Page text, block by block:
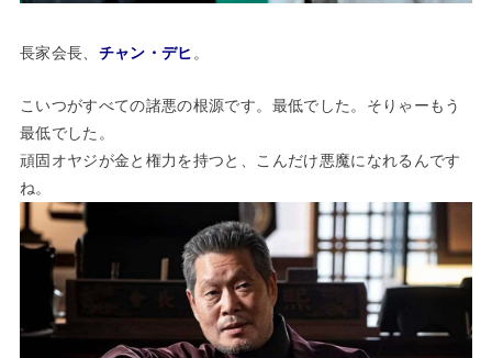
長家会長、 チャン・デヒ。
こいつがすべての諸悪の根源です。最低でした。そりゃーもう
最低でした。
頑固オヤジが金と権力を持つと、こんだけ悪魔になれるんです
ね。